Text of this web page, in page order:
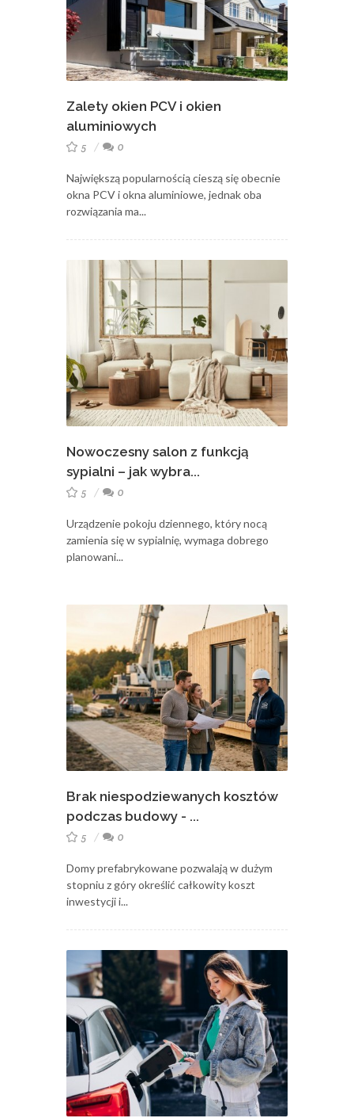
Zalety okien PCV i okien
aluminiowych
5 0
Największą popularnością cieszą się obecnie
okna PCV i okna aluminiowe, jednak oba
rozwiązania ma...
Nowoczesny salon z funkcją
sypialni – jak wybra...
5 0
Urządzenie pokoju dziennego, który nocą
zamienia się w sypialnię, wymaga dobrego
planowani...
Brak niespodziewanych kosztów
podczas budowy - ...
5 0
Domy prefabrykowane pozwalają w dużym
stopniu z góry określić całkowity koszt
inwestycji i...